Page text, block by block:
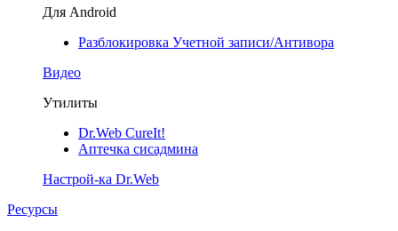
Для Android
Разблокировка Учетной записи/Антивора
Видео
Утилиты
Dr.Web CureIt!
Аптечка сисадмина
Настрой-ка Dr.Web
Ресурсы